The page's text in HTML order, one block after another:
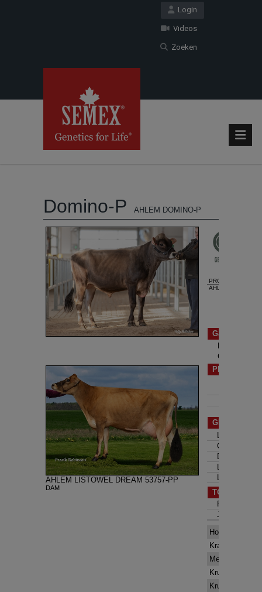
Login
Videos
Zoeken